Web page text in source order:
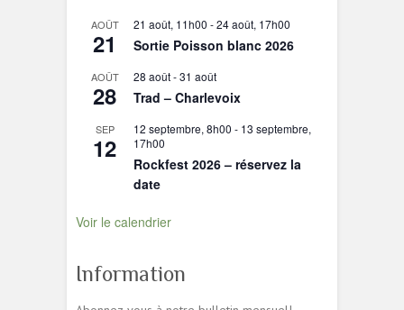
AOÛT
21
21 août, 11h00 -24 août, 17h00
Sortie Poisson blanc 2026
AOÛT
28
28 août-31 août
Trad – Charlevoix
SEP
12
12 septembre, 8h00 - 13 septembre,
17h00
Rockfest 2026 – réservez la
date
Voir le calendrier
Information